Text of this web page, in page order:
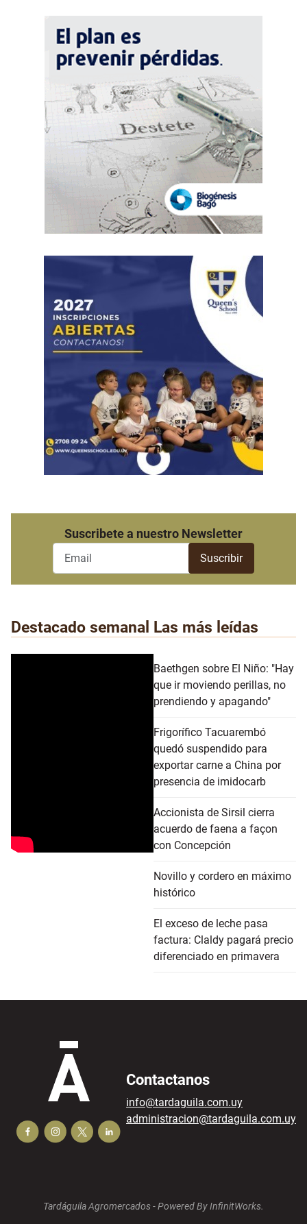
Suscribete a nuestro Newsletter
Destacado semanal Las más leídas
Baethgen sobre El Niño: "Hay
que ir moviendo perillas, no
prendiendo y apagando"
Frigorífico Tacuarembó
quedó suspendido para
exportar carne a China por
presencia de imidocarb
Accionista de Sirsil cierra
acuerdo de faena a façon
con Concepción
Novillo y cordero en máximo
histórico
El exceso de leche pasa
factura: Claldy pagará precio
diferenciado en primavera
Contactanos
info@tardaguila.com.uy
administracion@tardaguila.com.uy
Tardáguila Agromercados -Powered By InfinitWorks.